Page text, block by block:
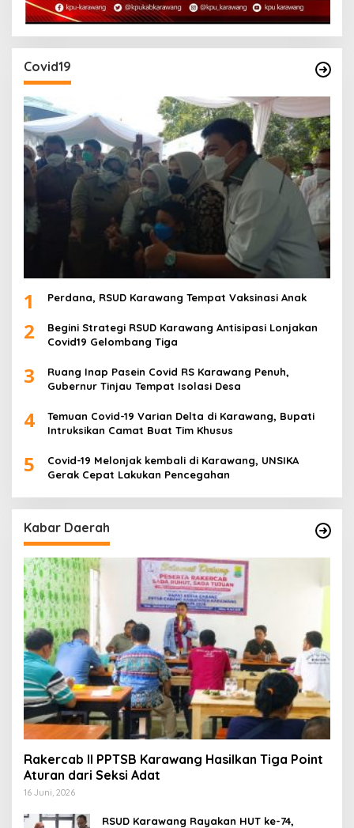
Covid19
1 Perdana, RSUD Karawang Tempat Vaksinasi Anak
2
Begini Strategi RSUD Karawang Antisipasi Lonjakan
Covid19 Gelombang Tiga
3
Ruang Inap Pasein Covid RS Karawang Penuh,
Gubernur Tinjau Tempat Isolasi Desa
4
Temuan Covid-19 Varian Delta di Karawang, Bupati
Intruksikan Camat Buat Tim Khusus
5
Covid-19 Melonjak kembali di Karawang, UNSIKA
Gerak Cepat Lakukan Pencegahan
Kabar Daerah
Rakercab II PPTSB Karawang Hasilkan Tiga Point
Aturan dari Seksi Adat
16 Juni, 2026
RSUD Karawang Rayakan HUT ke-74,